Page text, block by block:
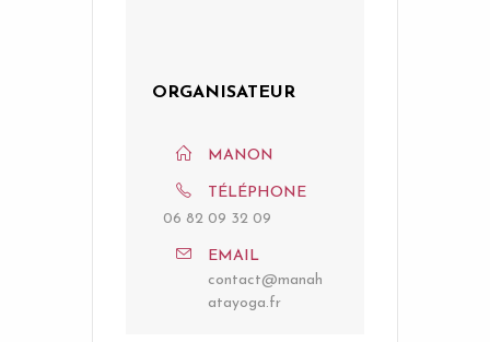
ORGANISATEUR
MANON
TÉLÉPHONE
06 82 09 32 09
EMAIL
contact@manah
atayoga.fr